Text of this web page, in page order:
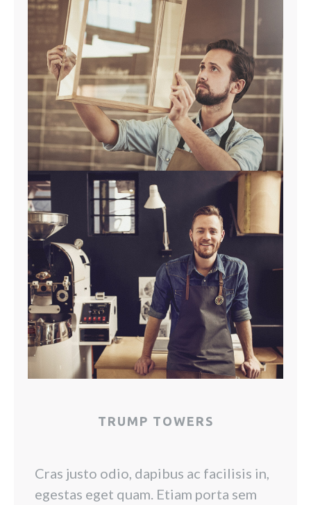
TRUMP TOWERS
Cras justo odio, dapibus ac facilisis in,
egestas eget quam. Etiam porta sem